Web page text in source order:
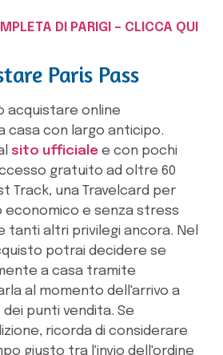
DI PARIGI – CLICCA QUI
Paris Pass
acquistare online
casa con largo anticipo.
sito ufficiale e con pochi
gratuito ad oltre 60
Track, una Travelcard per
economico e senza stress
tanti altri privilegi ancora. Nel
potrai decidere se
a casa tramite
al momento dell'arrivo a
dei punti vendita. Se
ricorda di considerare
giusto tra l'invio dell'ordine